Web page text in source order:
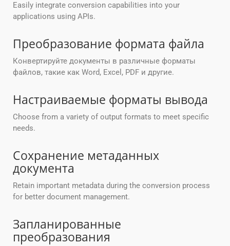
Easily integrate conversion capabilities into your
applications using APIs.
Преобразование формата файла
Конвертируйте документы в различные форматы
файлов, такие как Word, Excel, PDF и другие.
Настраиваемые форматы вывода
Choose from a variety of output formats to meet specific
needs.
Сохранение метаданных
документа
Retain important metadata during the conversion process
for better document management.
Запланированные
преобразования